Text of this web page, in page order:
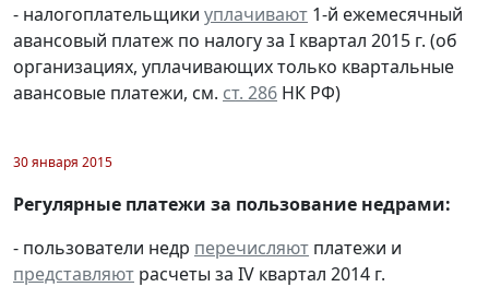
- налогоплательщики уплачивают 1-й ежемесячный
авансовый платеж по налогу за I квартал 2015 г. (об
организациях, уплачивающих только квартальные
авансовые платежи, см. ст. 286 НК РФ)
30 января 2015
Регулярные платежи за пользование недрами:
- пользователи недр перечисляют платежи и
представляют расчеты за IV квартал 2014 г.